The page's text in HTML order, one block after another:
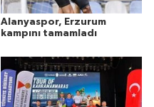
Alanyaspor, Erzurum
kampını tamamladı